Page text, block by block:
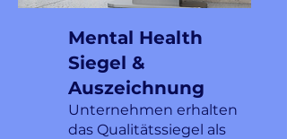
Mental Health
Siegel &
Auszeichnung
Unternehmen erhalten
das Qualitätssiegel als